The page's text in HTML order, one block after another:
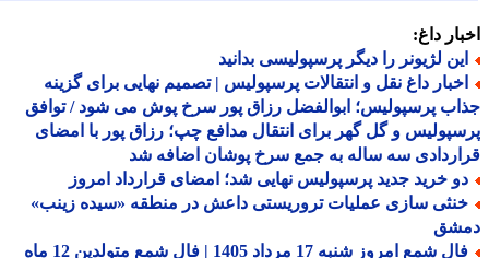
داغ:
لژیونر را دیگر پرسپولیسی بدانید
داغ نقل و انتقالات پرسپولیس | تصمیم نهایی برای گزینه
پرسپولیس؛ ابوالفضل رزاق پور سرخ پوش می شود / توافق
و گل گهر برای انتقال مدافع چپ؛ رزاق پور با امضای
سه ساله به جمع سرخ پوشان اضافه شد
خرید جدید پرسپولیس نهایی شد؛ امضای قرارداد امروز
سازی عملیات تروریستی داعش در منطقه «سیده زینب»
فال شمع امروز شنبه 17 مرداد 1405 | فال شمع متولدین 12 ماه